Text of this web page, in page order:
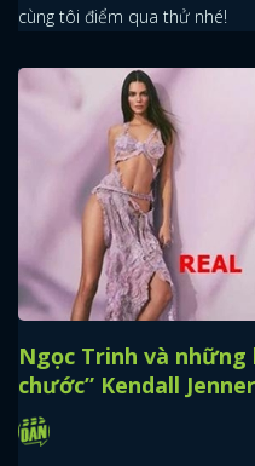
cùng tôi điểm qua thử nhé!
Ngọc Trinh và
chước” Kendall Jenner